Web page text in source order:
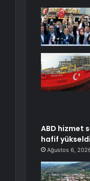
ABD hizmet
hafif
Ağustos 6,